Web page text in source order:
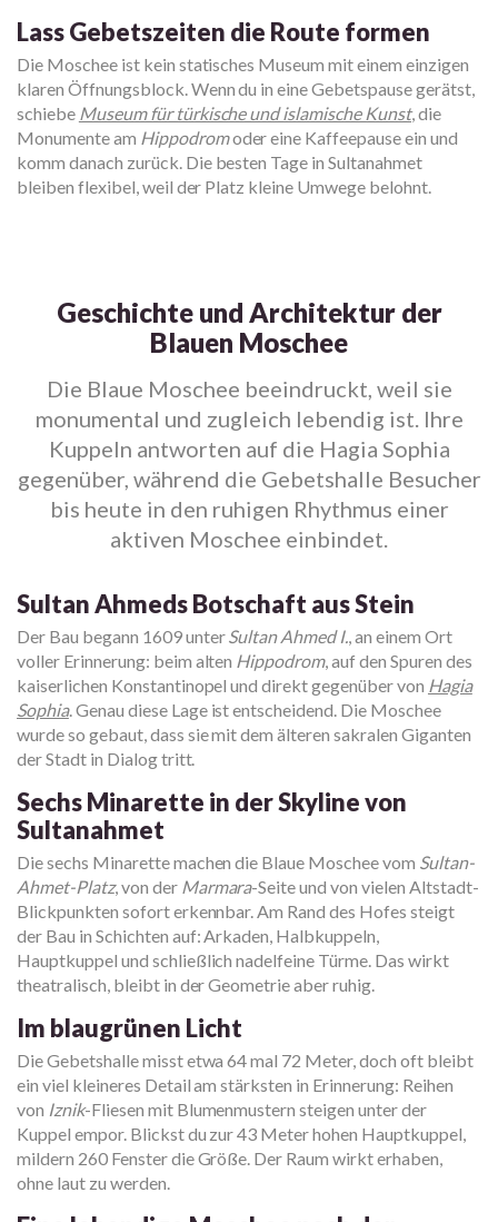
Lass Gebetszeiten die Route formen
Die Moschee ist kein statisches Museum mit einem einzigen
klaren Öffnungsblock. Wenn du in eine Gebetspause gerätst,
schiebe Museum für türkische und islamische Kunst, die
Monumente am Hippodromoder eine Kaffeepause ein und
komm danach zurück. Die besten Tage in Sultanahmet
bleiben flexibel, weil der Platz kleine Umwege belohnt.
Geschichte und Architektur der
Blauen Moschee
Die Blaue Moschee beeindruckt, weil sie
monumental und zugleich lebendig ist. Ihre
Kuppeln antworten auf die Hagia Sophia
gegenüber, während die Gebetshalle Besucher
bis heute in den ruhigen Rhythmus einer
aktiven Moschee einbindet.
Sultan Ahmeds Botschaft aus Stein
Der Bau begann 1609 unterSultan Ahmed I., an einem Ort
voller Erinnerung: beim alten Hippodrom, auf den Spuren des
kaiserlichen Konstantinopel und direkt gegenüber von Hagia
Sophia. Genau diese Lage ist entscheidend. Die Moschee
wurde so gebaut, dass sie mit dem älteren sakralen Giganten
der Stadt in Dialog tritt.
Sechs Minarette in der Skyline von
Sultanahmet
Die sechs Minarette machen die Blaue Moschee vom Sultan-
Ahmet-Platz, von der Marmara-Seite und von vielen Altstadt-
Blickpunkten sofort erkennbar. Am Rand des Hofes steigt
der Bau in Schichten auf: Arkaden, Halbkuppeln,
Hauptkuppel und schließlich nadelfeine Türme. Das wirkt
theatralisch, bleibt in der Geometrie aber ruhig.
Im blaugrünen Licht
Die Gebetshalle misst etwa 64 mal 72 Meter, doch oft bleibt
ein viel kleineres Detail am stärksten in Erinnerung: Reihen
von Iznik-Fliesen mit Blumenmustern steigen unter der
Kuppel empor. Blickst du zur 43 Meter hohen Hauptkuppel,
mildern 260 Fenster die Größe. Der Raum wirkt erhaben,
ohne laut zu werden.